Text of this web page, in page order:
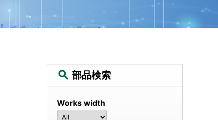
部品検索
Works width